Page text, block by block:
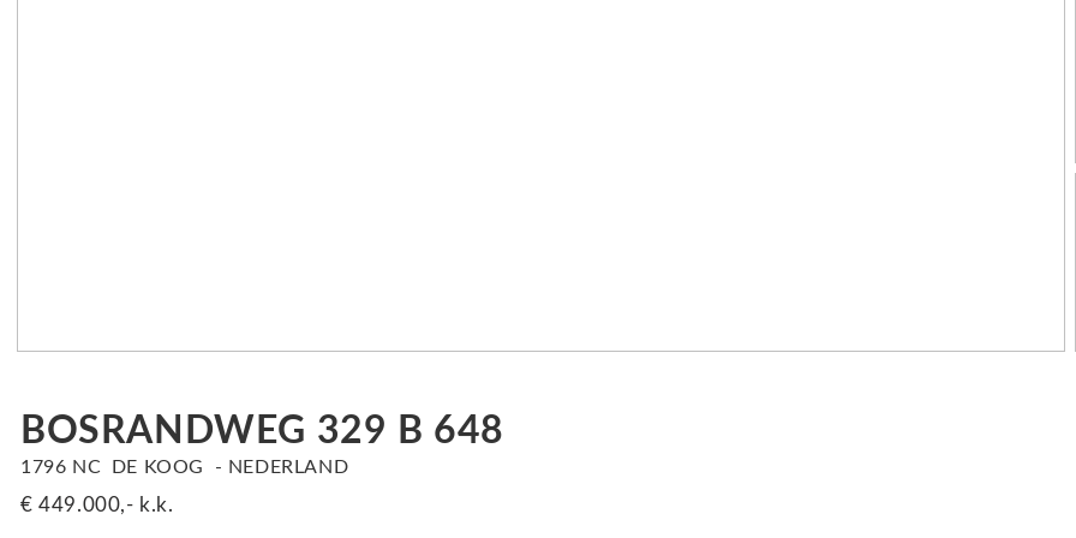
BOSRANDWEG 329 B 648
1796 NC DE KOOG NEDERLAND
€ 449.000,- k.k.